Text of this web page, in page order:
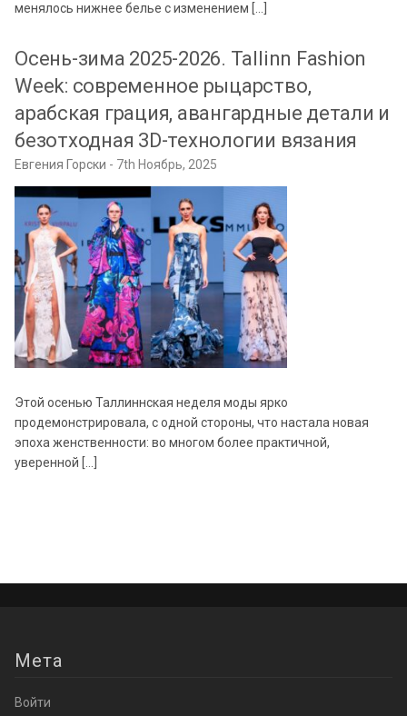
менялось нижнее белье с изменением […]
Осень-зима 2025-2026. Tallinn Fashion
Week: современное рыцарство,
арабская грация, авангардные детали и
безотходная 3D-технологии вязания
Евгения Горски 7th Ноябрь, 2025
Этой осенью Таллиннская неделя моды ярко
продемонстрировала, с одной стороны, что настала новая
эпоха женственности: во многом более практичной,
уверенной […]
Мета
Войти